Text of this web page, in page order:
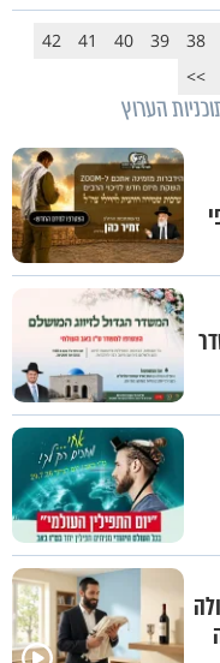
38
39
40
41
42
>>
הערוץ
הפעולה